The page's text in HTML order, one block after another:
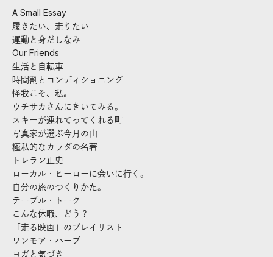
A Small Essay
履きたい、走りたい
運動と身だしなみ
Our Friends
生活と自転車
時間割とコンディショニング
怪我こそ、私。
ウチサカさんにきいてみる。
スキーが連れてってくれる町
写真家が選ぶ今月の山
極私的なカラダの名著
トレラン正史
ローカル・ヒーローに会いに行く。
自分の旅のつくりかた。
テーブル・トーク
こんな休暇、どう？
「走る映画」のプレイリスト
ワンモア・ハーブ
ヨガと気づき